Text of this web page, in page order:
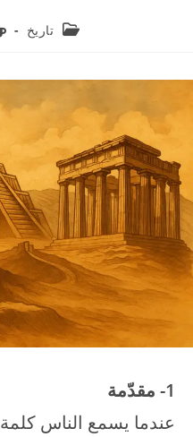
Postتاريخ
1- مقدّمة
عندما يسمع الناس